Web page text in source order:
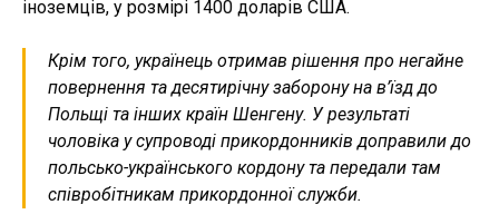
іноземців, у розмірі 1400 доларів США.
Крім того, українець отримав рішення про негайне
повернення та десятирічну заборону на в’їзд до
Польщі та інших країн Шенгену. У результаті
чоловіка у супроводі прикордонників доправили до
польсько-українського кордону та передали там
співробітникам прикордонної служби.